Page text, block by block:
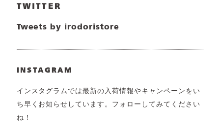
TWITTER
Tweets by irodoristore
INSTAGRAM
インスタグラムでは最新の入荷情報やキャンペーンをい
ち早くお知らせしています。フォローしてみてください
ね！